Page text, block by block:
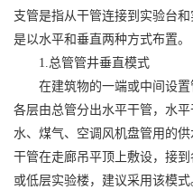
支管是指从干管连接到实验台
是以水平和垂直两种方式布置。
1.总管管井垂直模式
在建筑物的一端或中间设置
各层由总管分出水平干管，水
水、煤气、空调风机盘管用的
干管在走廊吊平顶上敷设，接
或低层实验楼，建议采用该模式